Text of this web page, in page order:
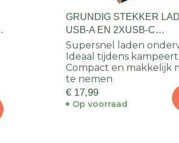
GRUNDIG STEKKER
USB-A EN 2XUSB-C
UITGANG 65W
Supersnel laden
Ideaal tijdens
Compact en makkelijk
te nemen
€ 17,99
Op voorraad